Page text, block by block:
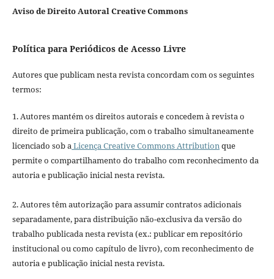
Aviso de Direito Autoral Creative Commons
Política para Periódicos de Acesso Livre
Autores que publicam nesta revista concordam com os seguintes
termos:
1. Autores mantém os direitos autorais e concedem à revista o
direito de primeira publicação, com o trabalho simultaneamente
licenciado sob a Licença Creative Commons Attribution que
permite o compartilhamento do trabalho com reconhecimento da
autoria e publicação inicial nesta revista.
2. Autores têm autorização para assumir contratos adicionais
separadamente, para distribuição não-exclusiva da versão do
trabalho publicada nesta revista (ex.: publicar em repositório
institucional ou como capítulo de livro), com reconhecimento de
autoria e publicação inicial nesta revista.